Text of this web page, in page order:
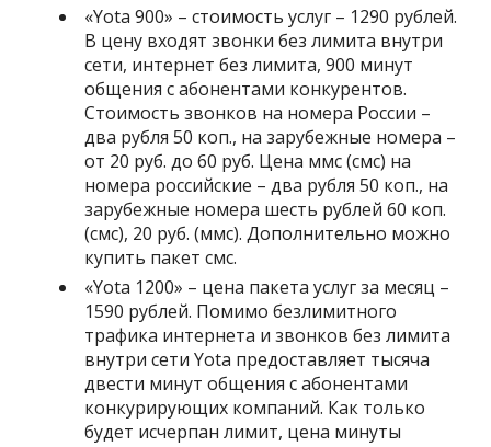
«Yota 900» – стоимость услуг – 1290 рублей.
В цену входят звонки без лимита внутри
сети, интернет без лимита, 900 минут
общения с абонентами конкурентов.
Стоимость звонков на номера России –
два рубля 50 коп., на зарубежные номера –
от 20 руб. до 60 руб. Цена ммс (смс) на
номера российские – два рубля 50 коп., на
зарубежные номера шесть рублей 60 коп.
(смс), 20 руб. (ммс). Дополнительно можно
купить пакет смс.
«Yota 1200» – цена пакета услуг за месяц –
1590 рублей. Помимо безлимитного
трафика интернета и звонков без лимита
внутри сети Yota предоставляет тысяча
двести минут общения с абонентами
конкурирующих компаний. Как только
будет исчерпан лимит, цена минуты